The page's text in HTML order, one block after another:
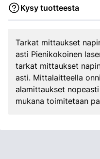
Kysy tuotteesta
Tarkat mittaukset
asti Pienikokoinen
tarkat mittaukset
asti. Mittalaitteella
alamittaukset
mukana toimitetaan